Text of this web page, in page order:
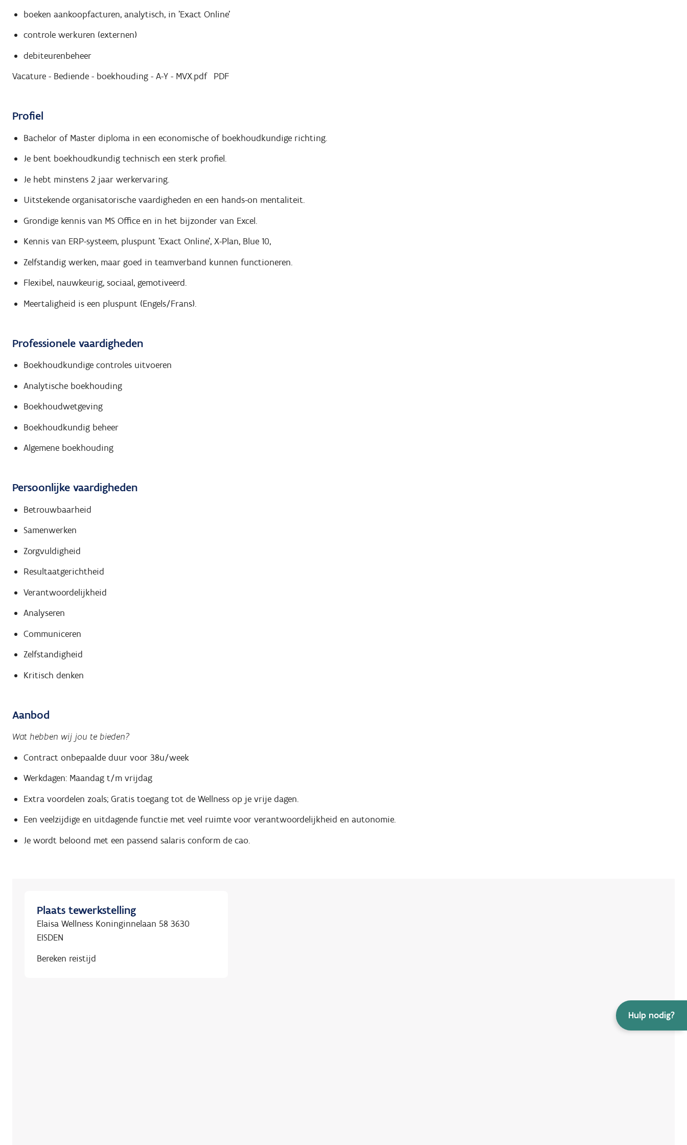
Hulp nodig?
boeken aankoopfacturen, analytisch, in 'Exact Online'
controle werkuren (externen)
debiteurenbeheer
Vacature - Bediende - boekhouding - A-Y - MVX.pdf PDF
Profiel
Bachelor of Master diploma in een economische of boekhoudkundige richting.
Je bent boekhoudkundig technisch een sterk profiel.
Je hebt minstens 2 jaar werkervaring.
Uitstekende organisatorische vaardigheden en een hands-on mentaliteit.
Grondige kennis van MS Office en in het bijzonder van Excel.
Kennis van ERP-systeem, pluspunt 'Exact Online', X-Plan, Blue 10,
Zelfstandig werken, maar goed in teamverband kunnen functioneren.
Flexibel, nauwkeurig, sociaal, gemotiveerd.
Meertaligheid is een pluspunt (Engels/Frans).
Professionele vaardigheden
Boekhoudkundige controles uitvoeren
Analytische boekhouding
Boekhoudwetgeving
Boekhoudkundig beheer
Algemene boekhouding
Persoonlijke vaardigheden
Betrouwbaarheid
Samenwerken
Zorgvuldigheid
Resultaatgerichtheid
Verantwoordelijkheid
Analyseren
Communiceren
Zelfstandigheid
Kritisch denken
Aanbod
Wat hebben wij jou te bieden?
Contract onbepaalde duur voor 38u/week
Werkdagen: Maandag t/m vrijdag
Extra voordelen zoals; Gratis toegang tot de Wellness op je vrije dagen.
Een veelzijdige en uitdagende functie met veel ruimte voor verantwoordelijkheid en autonomie.
Je wordt beloond met een passend salaris conform de cao.
Plaats tewerkstelling
Elaisa Wellness Koninginnelaan 58 3630
EISDEN
Bereken reistijd